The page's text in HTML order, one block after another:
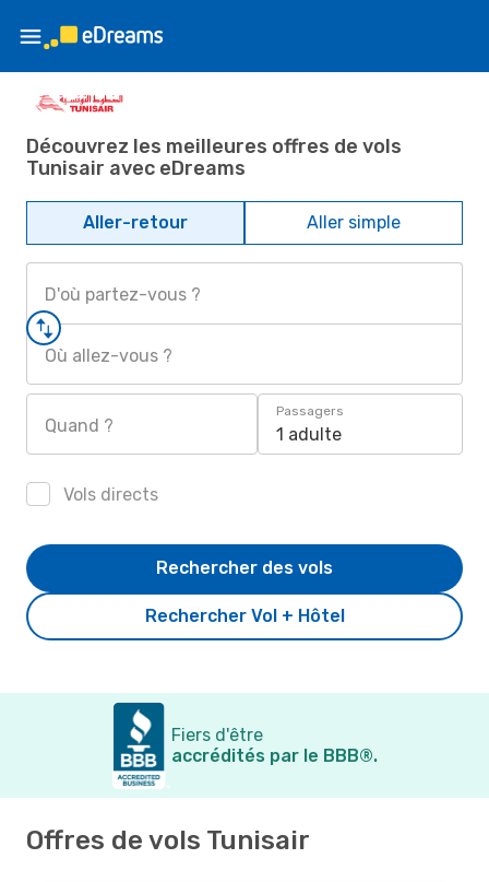
Découvrez les meilleures offres de vols
Tunisair avec eDreams
Aller-retour Aller simple
D'où partez-vous ?
Où allez-vous ?
Quand ?
Passagers
1 adulte
Vols directs
Rechercher Vol + Hôtel
Rechercher des vols
Fiers d'être
accrédités par le BBB®.
Offres de vols Tunisair